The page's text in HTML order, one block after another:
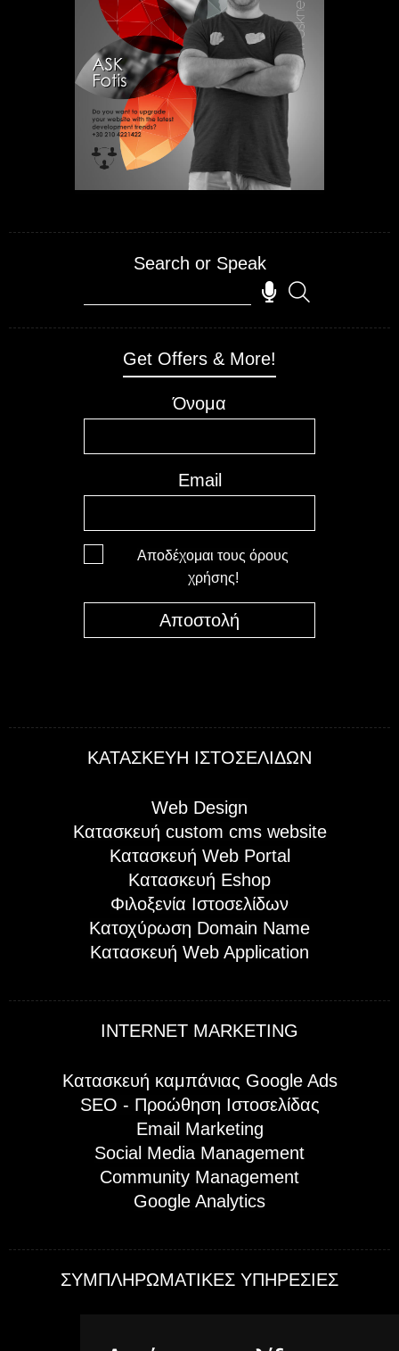
Search or Speak
Get Offers & More!
Όνομα
Email
Αποδέχομαι τους όρους
χρήσης!
Αποστολή
ΚΑΤΑΣΚΕΥΗ ΙΣΤΟΣΕΛΙΔΩΝ
Web Design
Kατασκευή custom cms website
Κατασκευή Web Portal
Κατασκευή Eshop
Φιλοξενία Ιστοσελίδων
Κατοχύρωση Domain Name
Κατασκευή Web Application
INTERNET MARKETING
Κατασκευή καμπάνιας Google Ads
SEO - Προώθηση Ιστοσελίδας
Email Marketing
Social Media Management
Community Management
Google Analytics
ΣΥΜΠΛΗΡΩΜΑΤΙΚΕΣ ΥΠΗΡΕΣΙΕΣ